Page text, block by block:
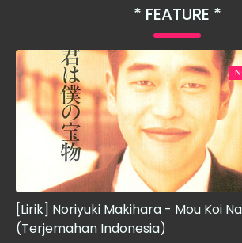
FEATURE
[Lirik] Noriyuki Makihara - Mou Koi
(Terjemahan Indonesia)